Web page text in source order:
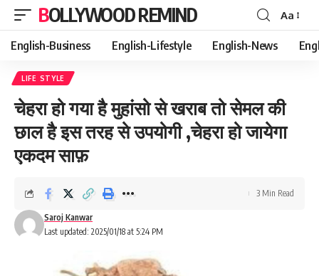
BOLLYWOOD REMIND
Font
Resizer
Aa
English-Business English-Lifestyle English-News
LIFE STYLE
चेहरा हो गया है मुहांसो से खराब तो सेमल की
छाल है इस तरह से उपयोगी ,चेहरा हो जायेगा
एकदम साफ़
Last updated: 2025/01/18 at 5:24 PM
Saroj Kanwar
3 Min Read